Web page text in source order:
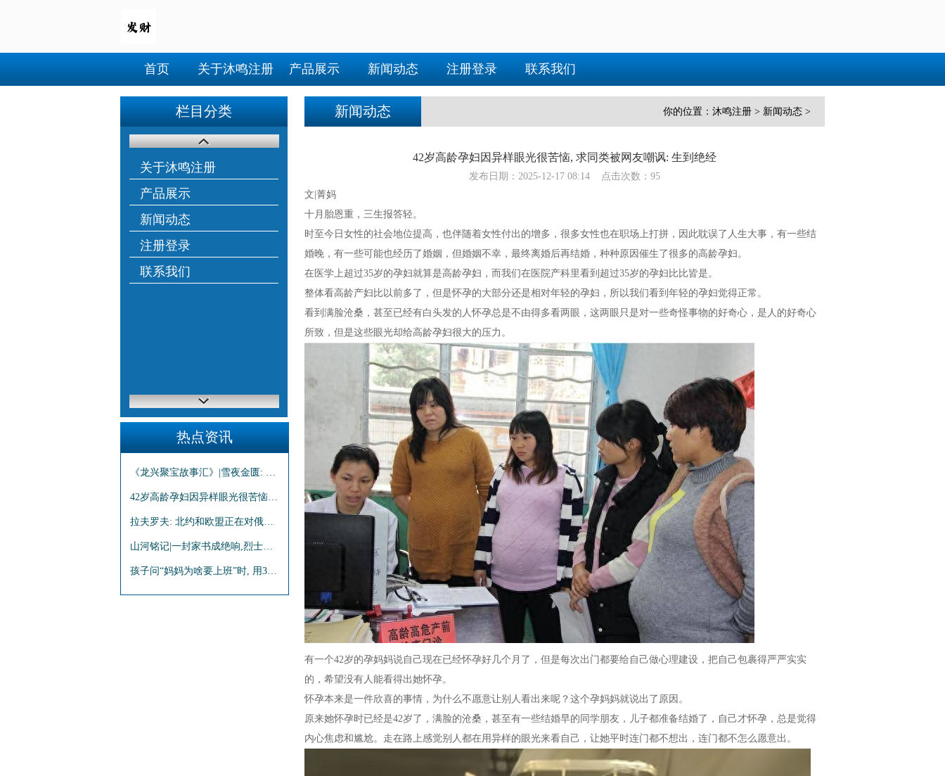
首页 关于沐鸣注册 产品展示 新闻动态 注册登录 联系我们
栏目分类
关于沐鸣注册
产品展示
新闻动态
注册登录
联系我们
热点资讯
《龙兴聚宝故事汇》|雪夜金匮: 一个皇后与一把从未落下的斧
42岁高龄孕妇因异样眼光很苦恼, 求同类被网友嘲讽: 生到绝经
拉夫罗夫: 北约和欧盟正在对俄罗斯发动战争
山河铭记|一封家书成绝响,烈士牺牲多年葬何方?_大皖新闻 | 安徽网
孩子问“妈妈为啥要上班”时, 用3句话来回答, 娃将来的格局更大
新闻动态 你的位置： 沐鸣注册 > 新闻动态 >
42岁高龄孕妇因异样眼光很苦恼, 求同类被网友嘲讽: 生到绝经
发布日期：2025-12-17 08:14 点击次数：95
文|菁妈
十月胎恩重，三生报答轻。
时至今日女性的社会地位提高，也伴随着女性付出的增多，很多女性也在职场上打拼，因此耽误了人生大事，有一些结
婚晚，有一些可能也经历了婚姻，但婚姻不幸，最终离婚后再结婚，种种原因催生了很多的高龄孕妇。
在医学上超过35岁的孕妇就算是高龄孕妇，而我们在医院产科里看到超过35岁的孕妇比比皆是。
整体看高龄产妇比以前多了，但是怀孕的大部分还是相对年轻的孕妇，所以我们看到年轻的孕妇觉得正常。
看到满脸沧桑，甚至已经有白头发的人怀孕总是不由得多看两眼，这两眼只是对一些奇怪事物的好奇心，是人的好奇心
所致，但是这些眼光却给高龄孕妇很大的压力。
有一个42岁的孕妈妈说自己现在已经怀孕好几个月了，但是每次出门都要给自己做心理建设，把自己包裹得严严实实
的，希望没有人能看得出她怀孕。
怀孕本来是一件欣喜的事情，为什么不愿意让别人看出来呢？这个孕妈妈就说出了原因。
原来她怀孕时已经是42岁了，满脸的沧桑，甚至有一些结婚早的同学朋友，儿子都准备结婚了，自己才怀孕，总是觉得
内心焦虑和尴尬。走在路上感觉别人都在用异样的眼光来看自己，让她平时连门都不想出，连门都不怎么愿意出。